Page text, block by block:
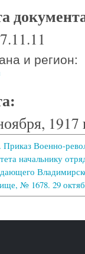
и регион:
1917
Приказ Военно-
начальнику
№ 1678. 29